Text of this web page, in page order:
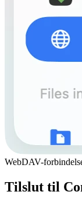
WebDAV-
Tilslut til